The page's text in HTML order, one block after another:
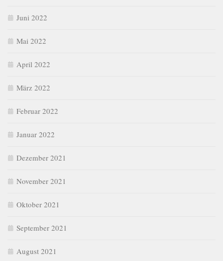
Juni 2022
Mai 2022
April 2022
März 2022
Februar 2022
Januar 2022
Dezember 2021
November 2021
Oktober 2021
September 2021
August 2021